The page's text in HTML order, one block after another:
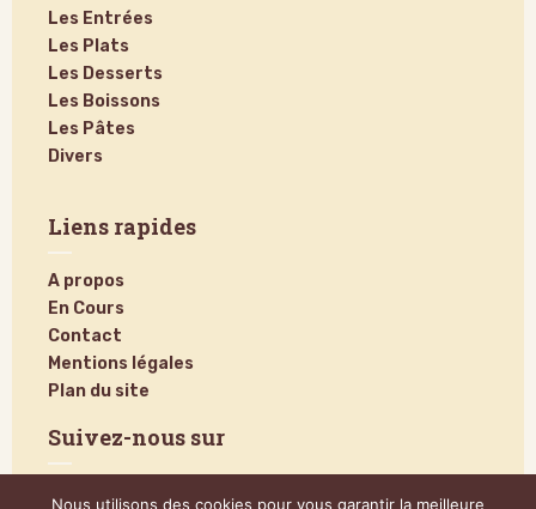
Les Entrées
Les Plats
Les Desserts
Les Boissons
Les Pâtes
Divers
Liens rapides
A propos
En Cours
Contact
Mentions légales
Plan du site
Suivez-nous sur
Nous utilisons des cookies pour vous garantir la meilleure